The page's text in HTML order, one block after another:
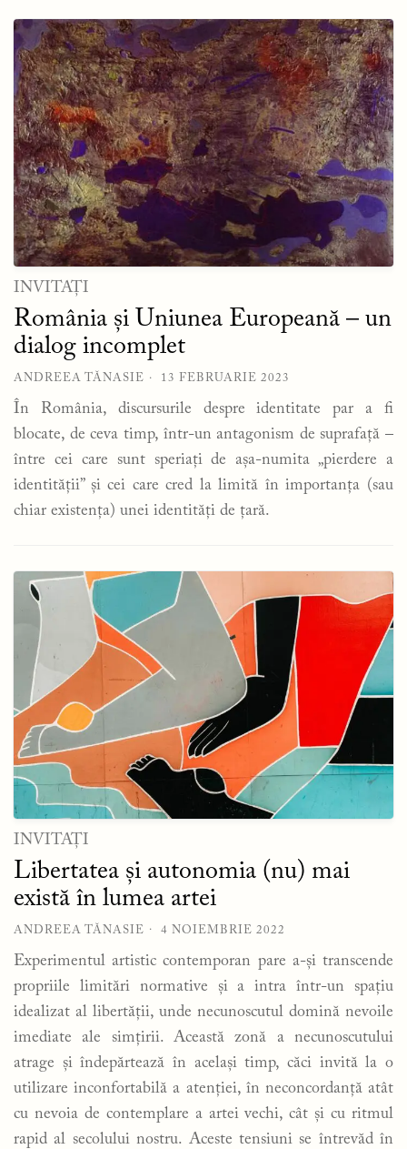
INVITAȚI
România și Uniunea Europeană – un
dialog incomplet
ANDREEA TĂNASIE 13 FEBRUARIE 2023
În România, discursurile despre identitate par a fi
blocate, de ceva timp, într-un antagonism de suprafață –
între cei care sunt speriați de așa-numita „pierdere a
identității” și cei care cred la limită în importanța (sau
chiar existența) unei identități de țară.
INVITAȚI
Libertatea și autonomia (nu) mai
există în lumea artei
ANDREEA TĂNASIE 4 NOIEMBRIE 2022
Experimentul artistic contemporan pare a-și transcende
propriile limitări normative și a intra într-un spațiu
idealizat al libertății, unde necunoscutul domină nevoile
imediate ale simțirii. Această zonă a necunoscutului
atrage și îndepărtează în același timp, căci invită la o
utilizare inconfortabilă a atenției, în neconcordanță atât
cu nevoia de contemplare a artei vechi, cât și cu ritmul
rapid al secolului nostru. Aceste tensiuni se întrevăd în